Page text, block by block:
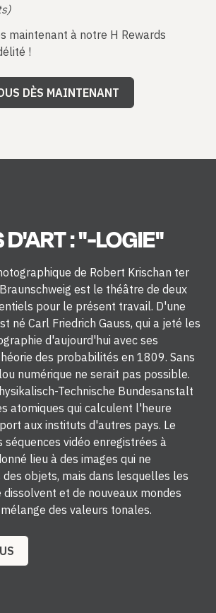
maintenant à notre H Rewards
!
DÈS MAINTENANT
D'ART : "-LOGIE"
de Robert Krischan ter
est le théâtre de deux
pour le présent travail. D'une
né Carl Friedrich Gauss, qui a jeté les
d'aujourd'hui avec ses
des probabilités en 1809. Sans
numérique ne serait pas possible.
Technische Bundesanstalt
atomiques qui calculent l'heure
aux instituts d'autres pays. Le
séquences vidéo enregistrées à
lieu à des images qui ne
objets, mais dans lesquelles les
et de nouveaux mondes
des valeurs tonales.